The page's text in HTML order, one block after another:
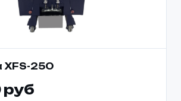
250
руб